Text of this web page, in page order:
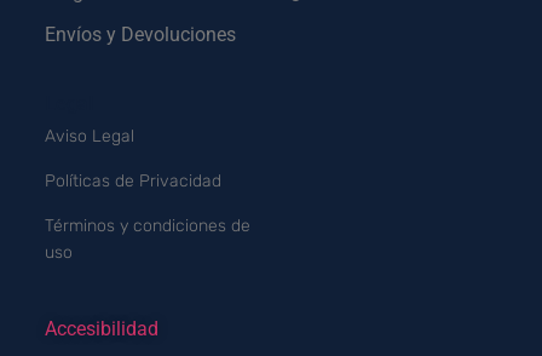
Envíos y Devoluciones
Aviso Legal
Políticas de Privacidad
Términos y condiciones de
uso
Accesibilidad